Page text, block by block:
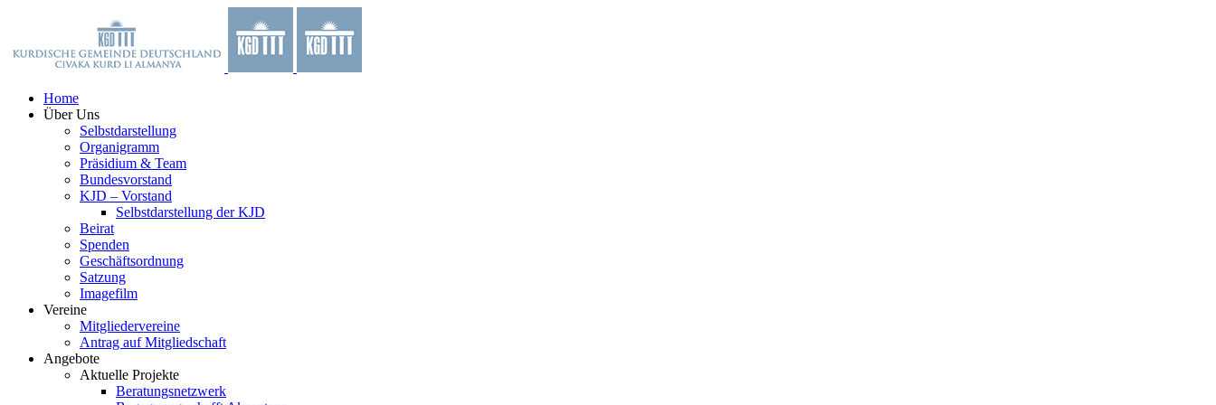
springen
Home
Über Uns
Selbstdarstellung
Organigramm
Präsidium & Team
Bundesvorstand
KJD – Vorstand
Selbstdarstellung der KJD
Beirat
Spenden
Geschäftsordnung
Satzung
Imagefilm
Vereine
Mitgliedervereine
Antrag auf Mitgliedschaft
Angebote
Aktuelle Projekte
Beratungsnetzwerk